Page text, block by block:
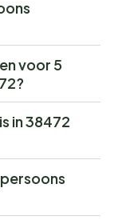
voor 5
in 38472